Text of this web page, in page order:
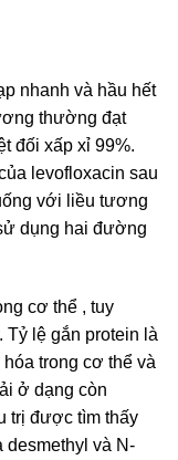
nhanh và hầu hết
thường đạt
đối xấp xỉ 99%.
levofloxacin sau
với liều tương
dụng hai đường
cơ thể , tuy
Tỷ lệ gắn protein là
trong cơ thể và
ở dạng còn
trị được tìm thấy
và N-